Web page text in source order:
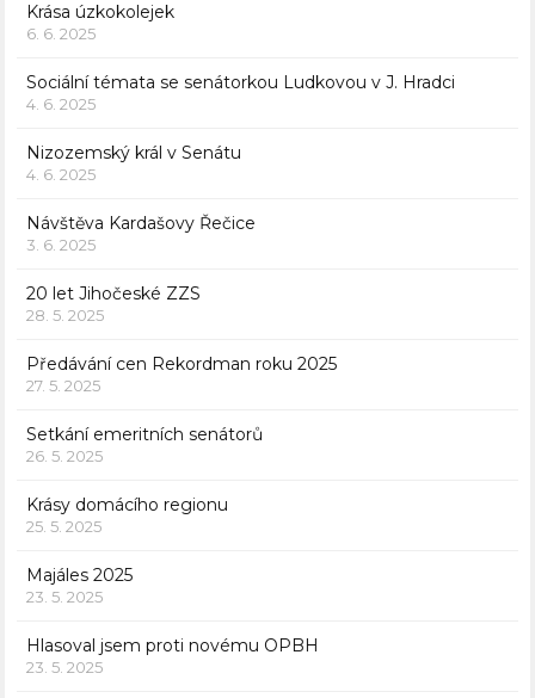
Krása úzkokolejek
6. 6. 2025
Sociální témata se senátorkou Ludkovou v J. Hradci
4. 6. 2025
Nizozemský král v Senátu
4. 6. 2025
Návštěva Kardašovy Řečice
3. 6. 2025
20 let Jihočeské ZZS
28. 5. 2025
Předávání cen Rekordman roku 2025
27. 5. 2025
Setkání emeritních senátorů
26. 5. 2025
Krásy domácího regionu
25. 5. 2025
Majáles 2025
23. 5. 2025
Hlasoval jsem proti novému OPBH
23. 5. 2025